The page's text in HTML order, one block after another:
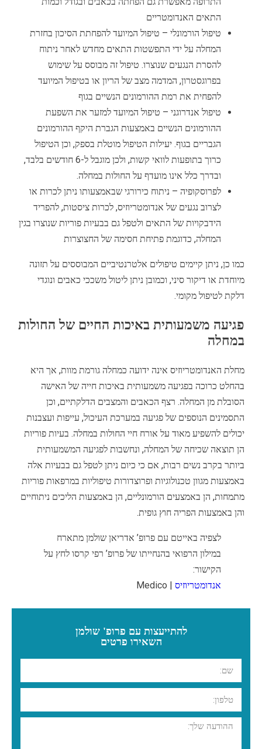
התאים האנדומטריים
טיפול הורמונלי – טיפול המיועד להפחתת הסיכון בחזרת
המחלה על ידי התפשטות התאים מחדש לאחר ניתוח
להסרת הנגעים שנוצרו. טיפול זה מבוסס על שימוש
בפרוגסטרון, המדמה מצב של הריון או בטיפול המיועד
להפחית את רמת ההורמונים הנשיים בגוף
טיפול אנדרוגני – טיפול המיועד למזער את השפעת
ההורמונים הנשיים באמצעות הגברת היקף ההורמונים
הגבריים בגוף. יעילות הטיפול מוטלת בספק, וכן הטיפול
כרוך בתופעות לוואי קשות, ולכן מוגבל ל-6 חודשים בלבד,
ובדרך כלל אינו מועדף על החולות במחלה.
לפרוסקופיה – ניתוח כירורגי שבאמצעותו ניתן לכרות או
לצרוב נגעים של אנדומטריוזיס, לכרות ציסטות, להפריד
הידבקויות של התאים ולטפל גם בבעיות פוריות שנוצרו בגין
המחלה, כדוגמת פתיחת חסימה של החצוצרות
כמו כן, ניתן קיימים טיפולים אלטרנטיביים המבוססים על תזונה
מיוחדת או דיקור סיני, וכמובן ניתן ליטול משככי כאבים ונוגדי
דלקת לטיפול מקומי.
פגיעה משמעותית באיכות החיים של החולות
במחלה
מחלת האנדומטריוזיס אינה ידועה כמחלה גורמת מוות, אך היא
בהחלט כרוכה בפגיעה משמעותית באיכות חייה של האישה
הסובלת מן המחלה. רצף הכאבים והמצבים הדלקתיים, וכן
התסמינים הנוספים של פגיעה במערכת העיכול, עייפות ועצבנות
יכולים להשפיע מאוד על אורח חיי החולות במחלה. בעיות פוריות
הן תוצאה שכיחה של המחלה, ונחשבות לפגיעה המשמעותית
ביותר בקרב נשים רבות, אם כי כיום ניתן לטפל גם בבעיות אלה
באמצעות מגוון טכנולוגיות ופרוצדורות טיפוליות במרפאות פוריות
מתמחות, הן באמצעים הורמונליים, הן באמצעות הליכים ניתוחיים
והן באמצעות הפריה חוץ גופית.
לצפיה באייטם עם פרופ’ אדריאן שולמן מתארח
במילון הרפואי בהנחייתו של פרופ’ רפי קרסו לחץ על
הקישור:
אנדומטריוזיס
להתייעצות עם פרופ' שולמן
השאירו פרטים